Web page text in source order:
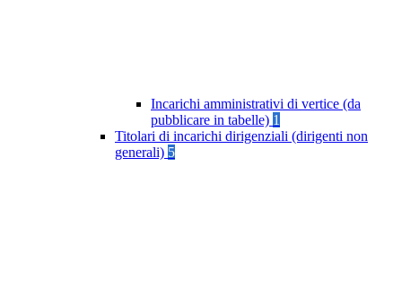
Incarichi amministrativi di vertice (da
pubblicare in tabelle) 1
Titolari di incarichi dirigenziali (dirigenti non
generali) 5